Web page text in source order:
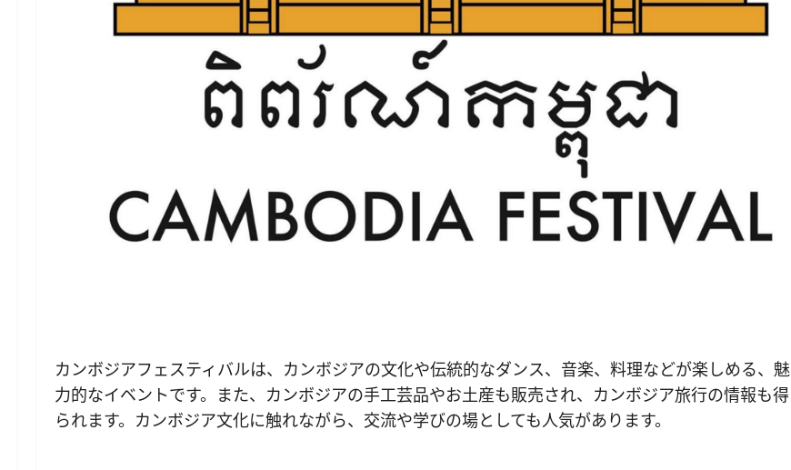
カンボジアフェスティバルは、カンボジアの文化や伝統的なダンス、音楽、料理などが楽しめる、魅
力的なイベントです。また、カンボジアの手工芸品やお土産も販売され、カンボジア旅行の情報も得
られます。カンボジア文化に触れながら、交流や学びの場としても人気があります。